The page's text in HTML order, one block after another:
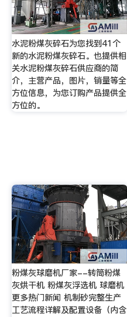
水泥粉煤灰碎石为您找到41个
新的水泥粉煤灰碎石。也提供相
关水泥粉煤灰碎石供应商的简
介，主营产品，图片，销量等全
方位信息，为您订购产品提供全
方位的。
粉煤灰球磨机厂家--转筒粉煤
灰烘干机 粉煤灰浮选机 球磨机
更多热门新闻 机制砂完整生产
工艺流程详解及配置设备（内含